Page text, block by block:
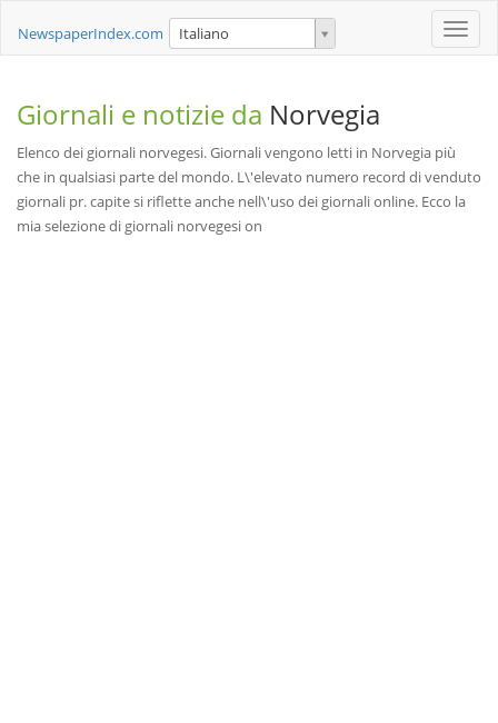
Toggle
NewspaperIndex.com Italiano
Giornali e notizie da Norvegia
Elenco dei giornali norvegesi. Giornali vengono letti in Norvegia più
che in qualsiasi parte del mondo. L\'elevato numero record di venduto
giornali pr. capite si riflette anche nell\'uso dei giornali online. Ecco la
mia selezione di giornali norvegesi on